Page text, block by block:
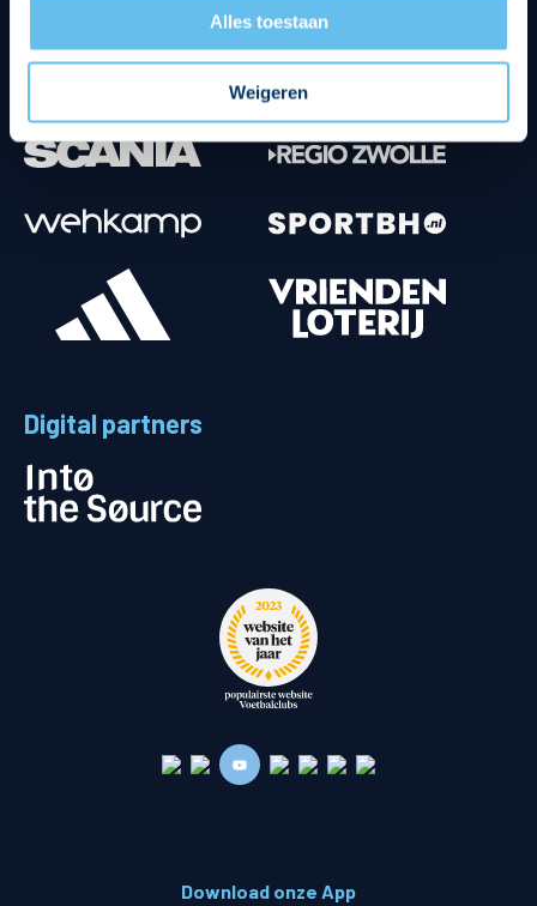
Alles toestaan
Weigeren
Digital partners
Download onze App